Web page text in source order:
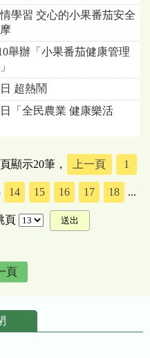
學習 交心的小果番茄安全
舉辦「小果番茄健康管理
超熱鬧
「全民農業 健康樂活
顯示20筆， 上一頁 1
14 15 16 17 18 ...
頁
頁